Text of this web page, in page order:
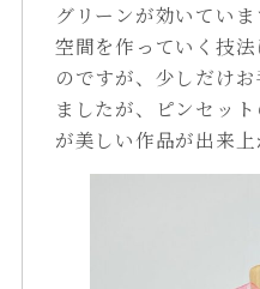
グリーンが効いていま
空間を作っていく技
のですが、少しだけ
ましたが、ピンセッ
が美しい作品が出来